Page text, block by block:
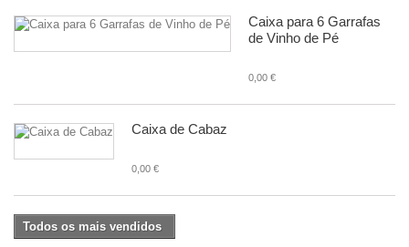
Caixa para 6 Garrafas
de Vinho de Pé
0,00 €
Caixa de Cabaz
0,00 €
Todos os mais vendidos